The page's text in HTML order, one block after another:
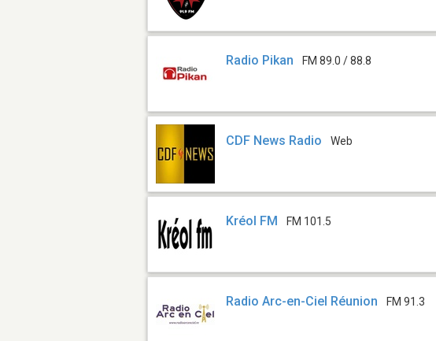
Radio Pikan FM 89.0 / 88.8
CDF News Radio Web
Kréol FM FM 101.5
Radio Arc-en-Ciel Réunion FM 91.3